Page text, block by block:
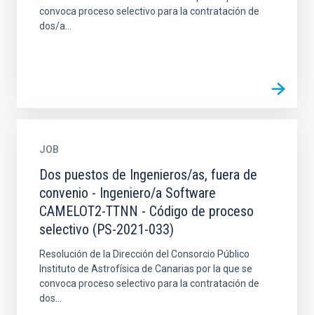
convoca proceso selectivo para la contratación de
dos/a...
JOB
Dos puestos de Ingenieros/as, fuera de
convenio - Ingeniero/a Software
CAMELOT2-TTNN - Código de proceso
selectivo (PS-2021-033)
Resolución de la Dirección del Consorcio Público
Instituto de Astrofísica de Canarias por la que se
convoca proceso selectivo para la contratación de
dos...